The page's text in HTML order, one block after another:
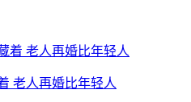
老人再婚比年轻人